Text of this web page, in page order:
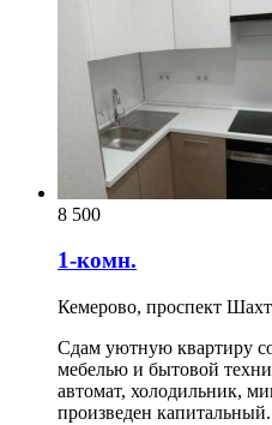
8 500
1-комн.
Кемерово, проспект
Сдам уютную квартиру
мебелью и бытовой
автомат, холодильник,
произведен